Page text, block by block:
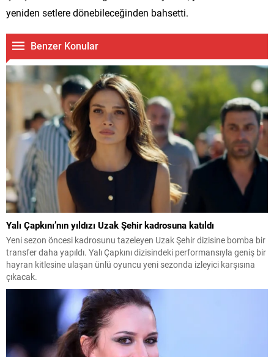
yeniden setlere dönebileceğinden bahsetti.
Benzer Konular
Yalı Çapkını’nın yıldızı Uzak Şehir kadrosuna katıldı
Yeni sezon öncesi kadrosunu tazeleyen Uzak Şehir dizisine bomba bir
transfer daha yapıldı. Yalı Çapkını dizisindeki performansıyla geniş bir
hayran kitlesine ulaşan ünlü oyuncu yeni sezonda izleyici karşısına
çıkacak.